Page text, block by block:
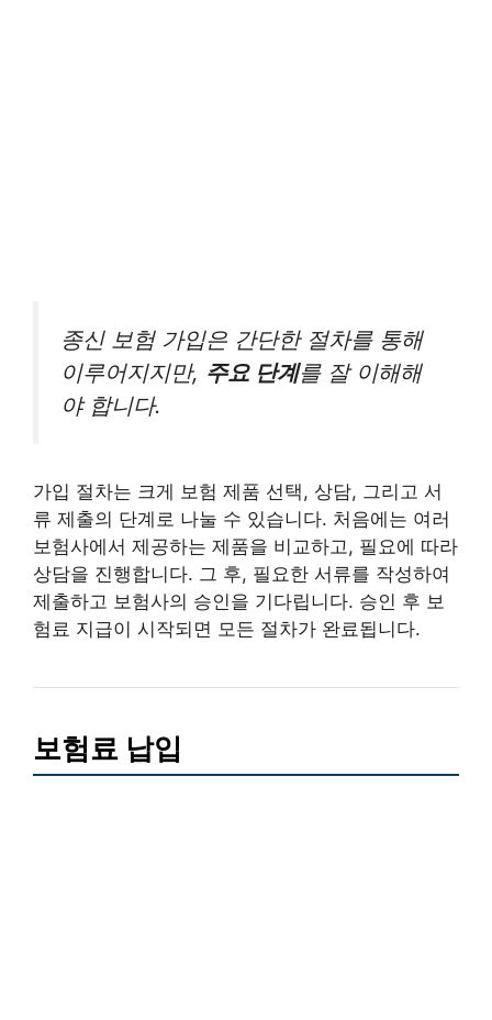
종신 보험 가입은 간단한 절차를 통해
이루어지지만, 주요 단계를 잘 이해해
야 합니다.
가입 절차는 크게 보험 제품 선택, 상담, 그리고 서
류 제출의 단계로 나눌 수 있습니다. 처음에는 여러
보험사에서 제공하는 제품을 비교하고, 필요에 따라
상담을 진행합니다. 그 후, 필요한 서류를 작성하여
제출하고 보험사의 승인을 기다립니다. 승인 후 보
험료 지급이 시작되면 모든 절차가 완료됩니다.
보험료 납입